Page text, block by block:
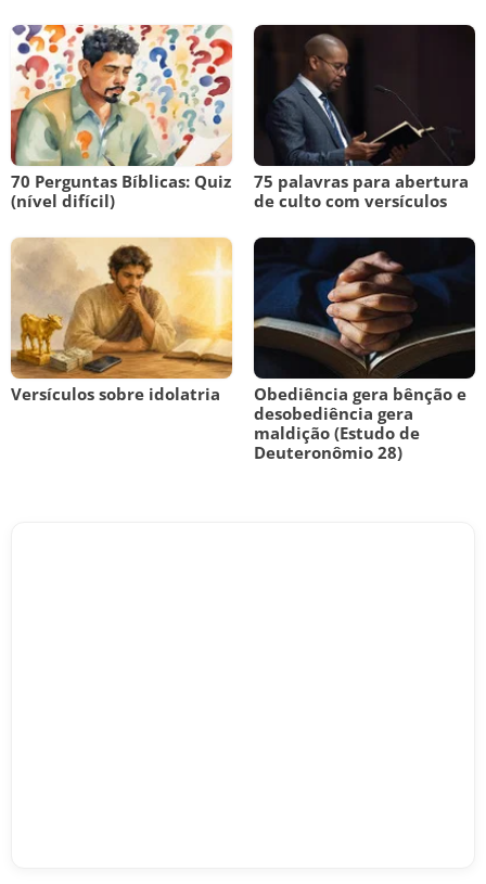
70 Perguntas Bíblicas: Quiz
(nível difícil)
75 palavras para abertura
de culto com versículos
Versículos sobre idolatria
Obediência gera bênção e
desobediência gera
maldição (Estudo de
Deuteronômio 28)